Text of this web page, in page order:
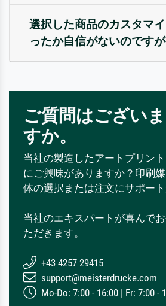
選択した商品のカスタマ
ったか自信がないのですが
ご質問はございま
すか。
当社の製造したアートプリント
にご興味がありますか？印刷媒
体の選択または注文にサポー
当社のエキスパートが喜んで
ただきます。
+43 4257 29415
support@meisterdrucke.com
Mo-Do: 7:00 - 16:00 | Fr: 7:00 -